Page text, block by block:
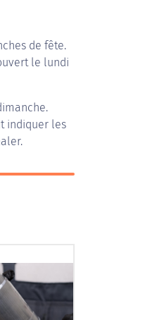
de fête.
le lundi
indiquer les